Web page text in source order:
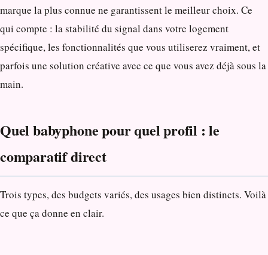
marque la plus connue ne garantissent le meilleur choix. Ce
qui compte : la stabilité du signal dans votre logement
spécifique, les fonctionnalités que vous utiliserez vraiment, et
parfois une solution créative avec ce que vous avez déjà sous la
main.
Quel babyphone pour quel profil : le
comparatif direct
Trois types, des budgets variés, des usages bien distincts. Voilà
ce que ça donne en clair.